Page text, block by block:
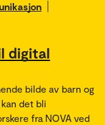
digital
bilde av barn og
det bli
fra NOVA ved